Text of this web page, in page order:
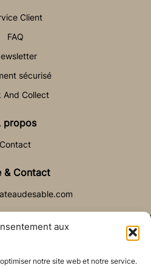
aux
notre site web et notre service.
Client
FAQ
sécurisé
And Collect
propos
Contact
& Contact